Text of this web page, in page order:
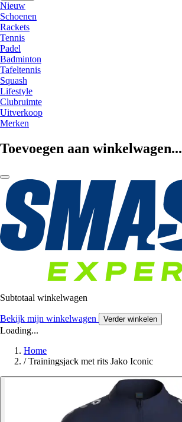
Nieuw
Schoenen
Rackets
Tennis
Padel
Badminton
Tafeltennis
Squash
Lifestyle
Clubruimte
Uitverkoop
Merken
Toevoegen aan winkelwagen...
Subtotaal winkelwagen
Bekijk mijn winkelwagen Verder winkelen
Loading...
Home
/ Trainingsjack met rits Jako Iconic